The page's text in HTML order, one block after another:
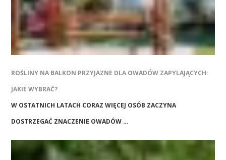
ROŚLINY NA BALKON PRZYJAZNE DLA OWADÓW ZAPYLAJĄCYCH:
JAKIE WYBRAĆ?
W OSTATNICH LATACH CORAZ WIĘCEJ OSÓB ZACZYNA
DOSTRZEGAĆ ZNACZENIE OWADÓW …